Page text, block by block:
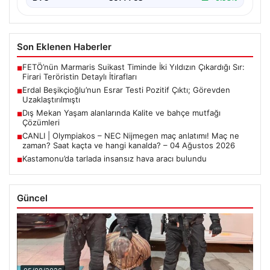
Son Eklenen Haberler
■FETÖ’nün Marmaris Suikast Timinde İki Yıldızın Çıkardığı Sır:
Firari Teröristin Detaylı İtirafları
■Erdal Beşikçioğlu’nun Esrar Testi Pozitif Çıktı; Görevden
Uzaklaştırılmıştı
■Dış Mekan Yaşam alanlarında Kalite ve bahçe mutfağı
Çözümleri
■CANLI | Olympiakos – NEC Nijmegen maç anlatımı! Maç ne
zaman? Saat kaçta ve hangi kanalda? – 04 Ağustos 2026
■Kastamonu’da tarlada insansız hava aracı bulundu
Güncel